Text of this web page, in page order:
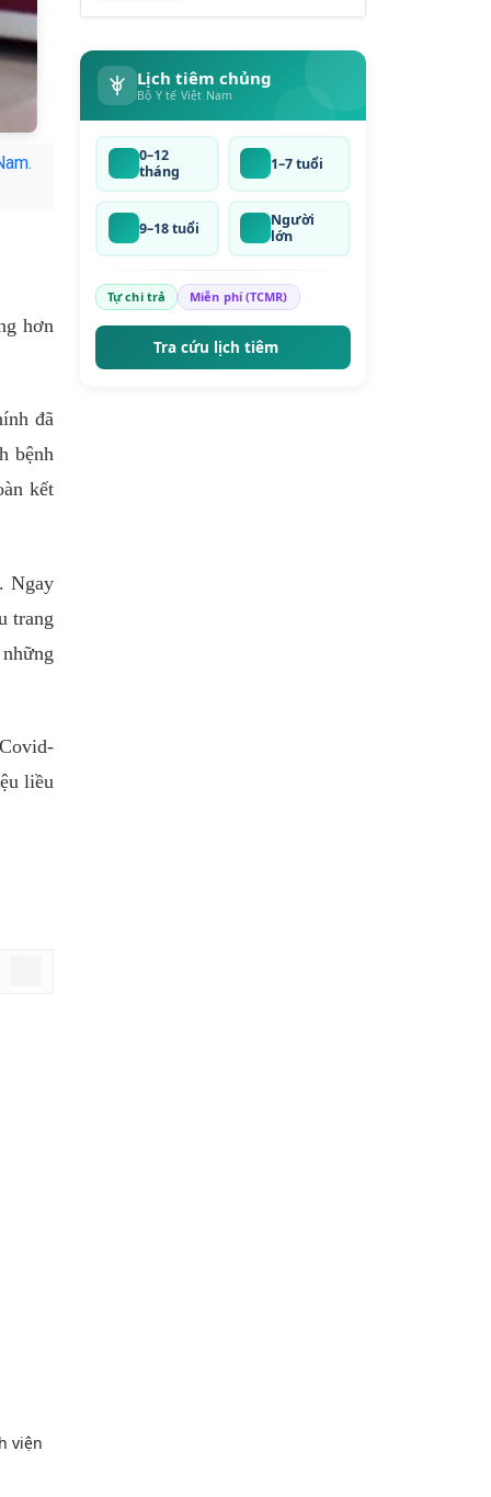
hơn
đã
bệnh
kết
Ngay
trang
liều
viện
Lịch tiêm chủng
Bộ Y tế Việt Nam
0–12
tháng
1–7 tuổi
9–18 tuổi
Người
lớn
Tự chi trả Miễn phí (TCMR)
Tra cứu lịch tiêm